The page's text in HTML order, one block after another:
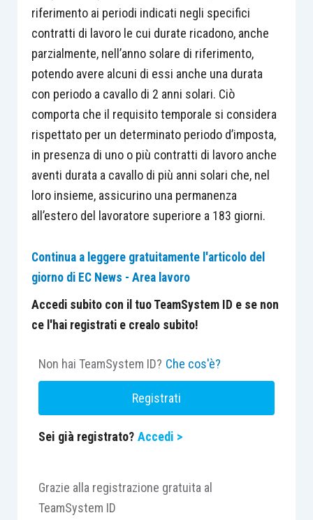
riferimento ai periodi indicati negli specifici
contratti di lavoro le cui durate ricadono, anche
parzialmente, nell’anno solare di riferimento,
potendo avere alcuni di essi anche una durata
con periodo a cavallo di 2 anni solari. Ciò
comporta che il requisito temporale si considera
rispettato per un determinato periodo d’imposta,
in presenza di uno o più contratti di lavoro anche
aventi durata a cavallo di più anni solari che, nel
loro insieme, assicurino una permanenza
all’estero del lavoratore superiore a 183 giorni.
Continua a leggere gratuitamente l'articolo del
giorno di EC News - Area lavoro
Accedi subito con il tuo TeamSystem ID e se non
ce l'hai registrati e crealo subito!
Non hai TeamSystem ID? Che cos'è?
Registrati
Sei già registrato? Accedi >
Grazie alla registrazione gratuita al
TeamSystem ID